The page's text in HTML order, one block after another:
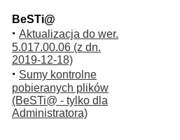
BeSTi@
· Aktualizacja do wer.
5.017.00.06 (z dn.
2019-12-18)
· Sumy kontrolne
pobieranych plików
(BeSTi@ - tylko dla
Administratora)